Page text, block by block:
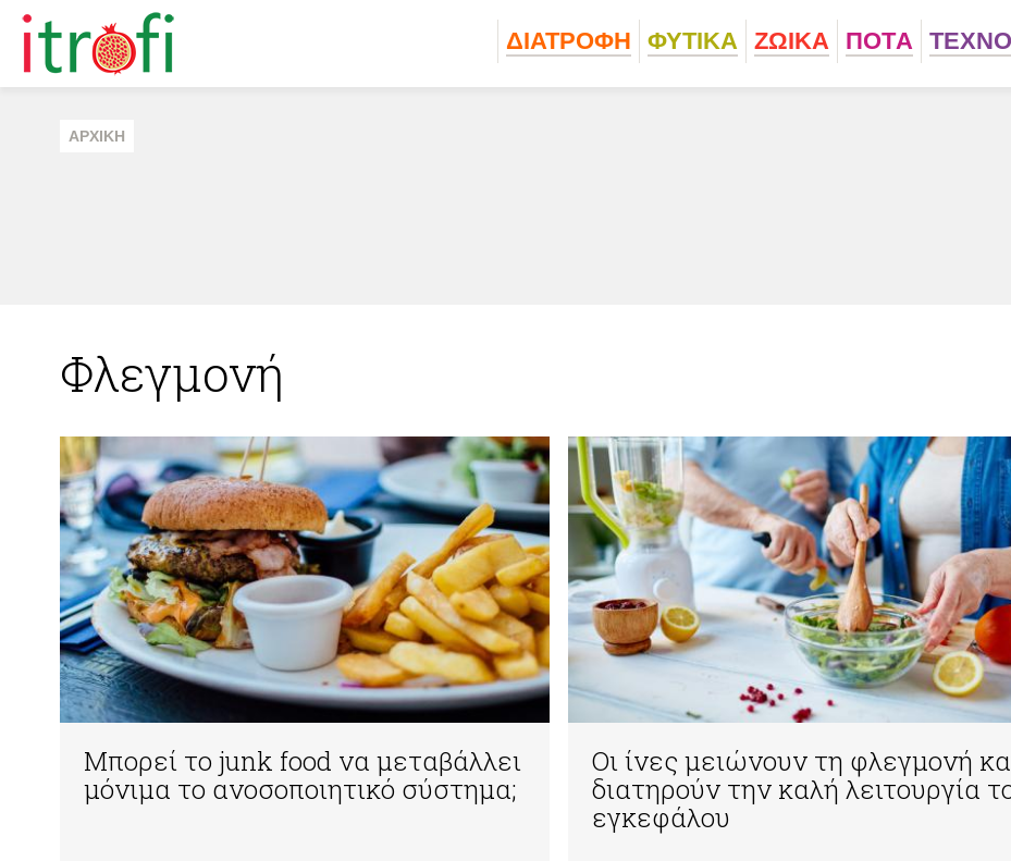
ΔΙΑΤΡΟΦΗ ΦΥΤΙΚA ΖΩΙΚA ΠΟΤA
ΑΡΧΙΚΗ
Φλεγμονή
Μπορεί το junk food να μεταβάλλει
μόνιμα το ανοσοποιητικό σύστημα;
Οι ίνες μειώνουν τη φλεγμονή
διατηρούν την καλή λειτουργία
εγκεφάλου